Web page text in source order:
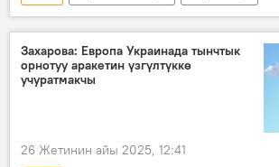
УТРК
ЭлТР
"Эркин-Тоо" гезити
Садыр Жапаров
Дайырбек Орунбеков
маек
Захарова: Европа Украинада тынчтык
орнотуу аракетин үзгүлтүккө
учуратмакчы
26 Жетинин айы 2025, 12:41